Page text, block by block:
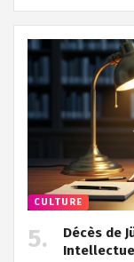
CULTURE
Décès de